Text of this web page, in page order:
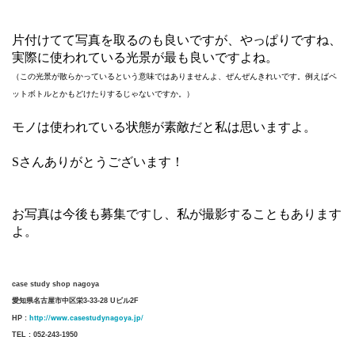
片付けてて写真を取るのも良いですが、やっぱりですね、
実際に使われている光景が最も良いですよね。
（この光景が散らかっているという意味ではありませんよ、ぜんぜんきれいです。例えばペ
ットボトルとかもどけたりするじゃないですか。）
モノは使われている状態が素敵だと私は思いますよ。
Sさんありがとうございます！
お写真は今後も募集ですし、私が撮影することもあります
よ。
case study shop nagoya
愛知県名古屋市中区栄3-33-28 Uビル2F
HP : http://www.casestudynagoya.jp/
TEL : 052-243-1950